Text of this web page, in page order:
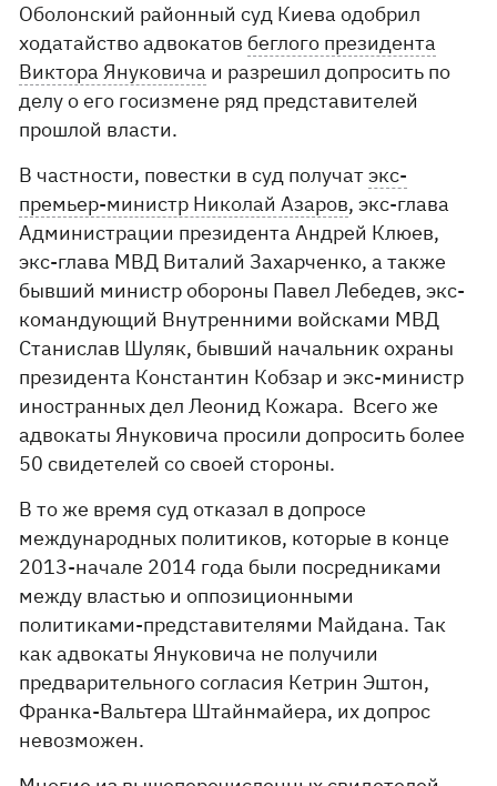
Оболонский районный суд Киева одобрил
ходатайство адвокатов беглого президента
Виктора Януковича и разрешил допросить по
делу о его госизмене ряд представителей
прошлой власти.
В частности, повестки в суд получатэкс-
премьер-министр Николай Азаров, экс-глава
Администрации президента Андрей Клюев,
экс-глава МВД Виталий Захарченко, а также
бывший министр обороны Павел Лебедев, экс-
командующий Внутренними войсками МВД
Станислав Шуляк, бывший начальник охраны
президента Константин Кобзар и экс-министр
иностранных дел Леонид Кожара. Всего же
адвокаты Януковича просили допросить более
50 свидетелей со своей стороны.
В то же время суд отказал в допросе
международных политиков, которые в конце
2013-начале 2014 года были посредниками
между властью и оппозиционными
политиками-представителями Майдана. Так
как адвокаты Януковича не получили
предварительного согласия Кетрин Эштон,
Франка-Вальтера Штайнмайера, их допрос
невозможен.